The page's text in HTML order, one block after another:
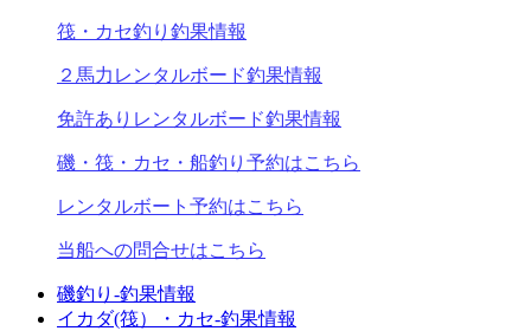
筏・カセ釣り釣果情報
２馬力レンタルボード釣果情報
免許ありレンタルボード釣果情報
磯・筏・カセ・船釣り予約はこちら
レンタルボート予約はこちら
当船への問合せはこちら
磯釣り-釣果情報
イカダ(筏）・カセ-釣果情報